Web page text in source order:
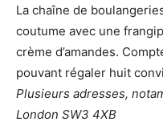
La chaîne de
coutume avec une
crème d’amandes.
pouvant régaler huit
Plusieurs adresses,
London SW3 4XB